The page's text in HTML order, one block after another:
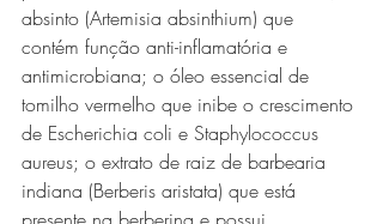
absinto (Artemisia absinthium) que
contém função anti-inflamatória e
antimicrobiana; o óleo essencial de
tomilho vermelho que inibe o crescimento
de Escherichia coli e Staphylococcus
aureus; o extrato de raiz de barbearia
indiana (Berberis aristata) que está
presente na berberina e possui